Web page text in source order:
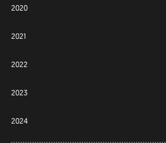
2020
2021
2022
2023
2024